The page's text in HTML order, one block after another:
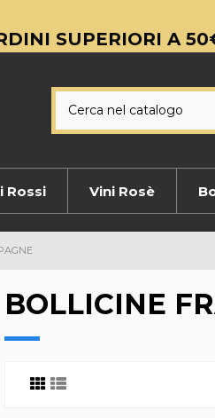
SUPERIORI A
Rossi Vini Rosè
BOLLICINE